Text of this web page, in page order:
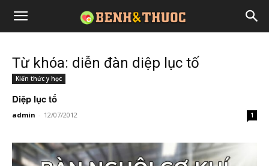
Từ khóa: diễn đàn diệp lục tố
Kiến thức y học
Diệp lục tố
admin - 12/07/2012 1